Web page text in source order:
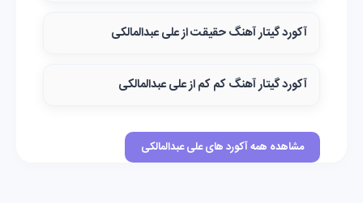
آکورد گیتار آهنگ حقیقت از علی عبدالمالکی
آکورد گیتار آهنگ کم کم از علی عبدالمالکی
مشاهده همه آکورد های علی عبدالمالکی